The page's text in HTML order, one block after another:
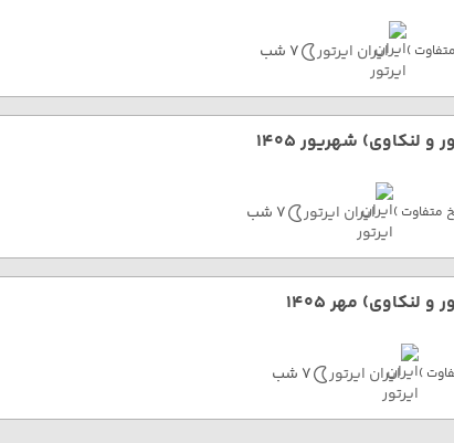
ایران ایرتور 7 شب
و لنکاوی) شهریور 1405
ایران ایرتور 7 شب
و لنکاوی) مهر 1405
ایران ایرتور 7 شب